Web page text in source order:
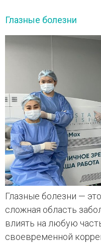
Глазные болезни
Глазные болезни —
сложная область
влиять на любую
своевременной